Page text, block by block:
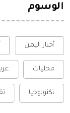
الوسوم
أخبار اليمن
محليات
تكنولوجيا